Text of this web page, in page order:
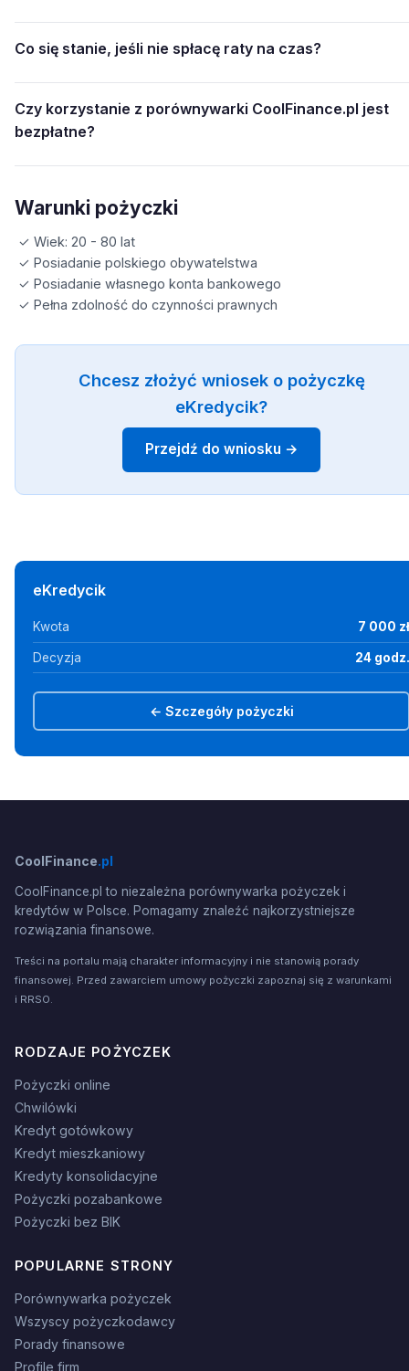
Co się stanie, jeśli nie spłacę raty na czas?
Czy korzystanie z porównywarki CoolFinance.pl jest
bezpłatne?
Warunki pożyczki
✓ Wiek: 20 - 80 lat
✓ Posiadanie polskiego obywatelstwa
✓ Posiadanie własnego konta bankowego
✓ Pełna zdolność do czynności prawnych
Chcesz złożyć wniosek o pożyczkę
eKredycik?
Przejdź do wniosku →
eKredycik
Kwota 7 000 zł
Decyzja 24 godz.
← Szczegóły pożyczki
CoolFinance.pl
CoolFinance.pl to niezależna porównywarka pożyczek i
kredytów w Polsce. Pomagamy znaleźć najkorzystniejsze
rozwiązania finansowe.
Treści na portalu mają charakter informacyjny i nie stanowią porady
finansowej. Przed zawarciem umowy pożyczki zapoznaj się z warunkami
i RRSO.
RODZAJE POŻYCZEK
Pożyczki online
Chwilówki
Kredyt gotówkowy
Kredyt mieszkaniowy
Kredyty konsolidacyjne
Pożyczki pozabankowe
Pożyczki bez BIK
POPULARNE STRONY
Porównywarka pożyczek
Wszyscy pożyczkodawcy
Porady finansowe
Profile firm